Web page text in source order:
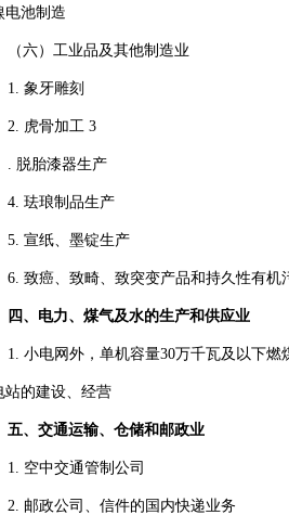
电池制造
（六）工业品及其他制造业
1. 象牙雕刻
2. 虎骨加工 3
. 脱胎漆器生产
4. 珐琅制品生产
5. 宣纸、墨锭生产
6. 致癌、致畸、致突变产品和持久性有机
四、电力、煤气及水的生产和供应业
1. 小电网外，单机容量30万千瓦及以下燃
站的建设、经营
五、交通运输、仓储和邮政业
1. 空中交通管制公司
2. 邮政公司、信件的国内快递业务